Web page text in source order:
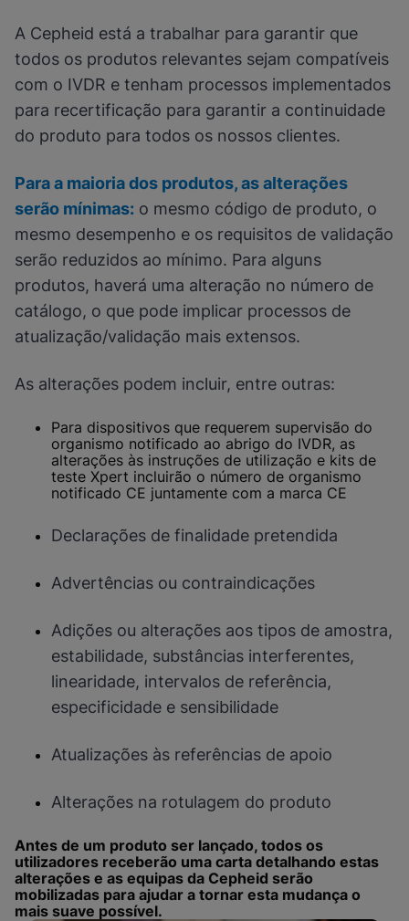
A Cepheid está a trabalhar para garantir que
todos os produtos relevantes sejam compatíveis
com o IVDR e tenham processos implementados
para recertificação para garantir a continuidade
do produto para todos os nossos clientes.
Para a maioria dos produtos, as alterações
serão mínimas: o mesmo código de produto, o
mesmo desempenho e os requisitos de validação
serão reduzidos ao mínimo. Para alguns
produtos, haverá uma alteração no número de
catálogo, o que pode implicar processos de
atualização/validação mais extensos.
As alterações podem incluir, entre outras:
Para dispositivos que requerem supervisão do
organismo notificado ao abrigo do IVDR, as
alterações às instruções de utilização e kits de
teste Xpert incluirão o número de organismo
notificado CE juntamente com a marca CE
Declarações de finalidade pretendida
Advertências ou contraindicações
Adições ou alterações aos tipos de amostra,
estabilidade, substâncias interferentes,
linearidade, intervalos de referência,
especificidade e sensibilidade
Atualizações às referências de apoio
Alterações na rotulagem do produto
Antes de um produto ser lançado, todos os
utilizadores receberão uma carta detalhando estas
alterações e as equipas da Cepheid serão
mobilizadas para ajudar a tornar esta mudança o
mais suave possível.